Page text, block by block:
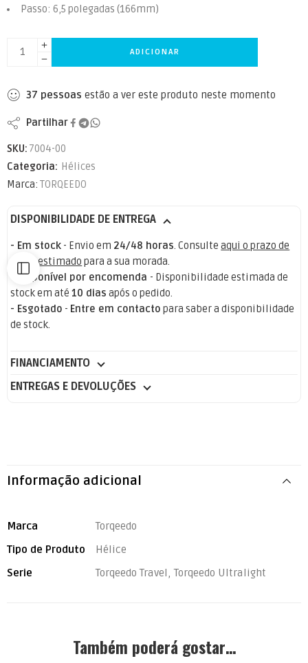
Passo: 6,5 polegadas (166mm)
ADICIONAR
37 pessoas estão a ver este produto neste momento
Partilhar
SKU: 7004-00
Categoria: Hélices
Marca: TORQEEDO
DISPONIBILIDADE DE ENTREGA
- Em stock - Envio em 24/48 horas. Consulteaqui o prazo de
envio estimado para a sua morada.
- Disponível por encomenda - Disponibilidade estimada de
stock em até10 dias após o pedido.
- Esgotado - Entre em contacto para saber a disponibilidade
de stock.
FINANCIAMENTO
ENTREGAS E DEVOLUÇÕES
Informação adicional
Marca
Torqeedo
Tipo de Produto
Hélice
Serie
Torqeedo Travel, Torqeedo Ultralight
Também poderá gostar…